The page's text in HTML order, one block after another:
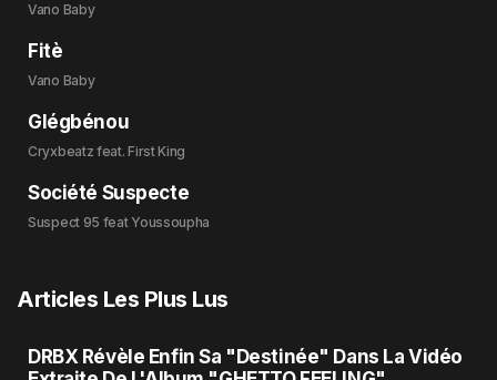
Vano Baby
Fitè
Vano Baby
Glégbénou
Cryxbeatz feat. First King
Société Suspecte
Suspect 95 feat Youssoupha
Articles Les Plus Lus
DRBX Révèle Enfin Sa "Destinée" Dans La Vidéo